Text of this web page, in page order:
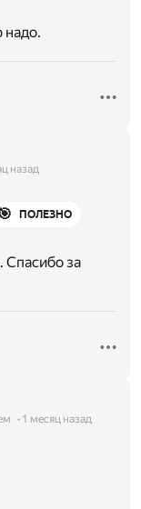
надо.
назад
🎯 ПОЛЕЗНО
Спасибо за
1 месяц назад